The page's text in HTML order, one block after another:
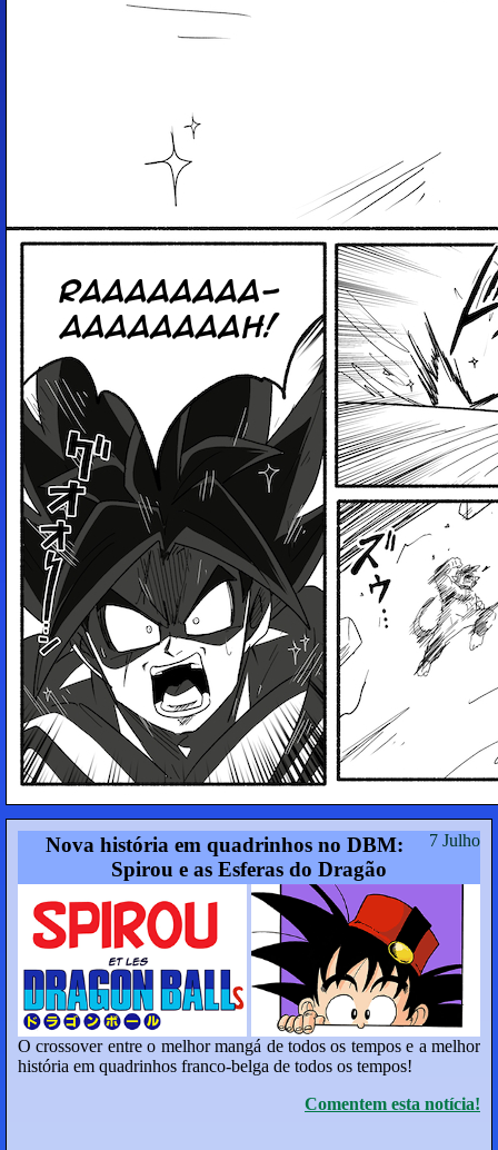
7 Julho
Nova história em quadrinhos no DBM:
Spirou e as Esferas do Dragão
O crossover entre o melhor mangá de todos os tempos e a melhor
história em quadrinhos franco-belga de todos os tempos!
Comentem esta notícia!